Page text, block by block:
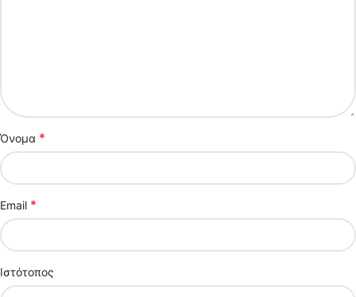
Όνομα *
Email *
Ιστότοπος